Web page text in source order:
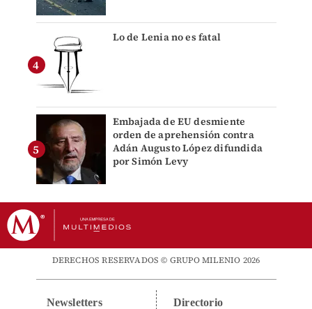
Lo de Lenia no es fatal
Embajada de EU desmiente
orden de aprehensión contra
Adán Augusto López difundida
por Simón Levy
DERECHOS RESERVADOS © GRUPO MILENIO 2026
Newsletters Directorio